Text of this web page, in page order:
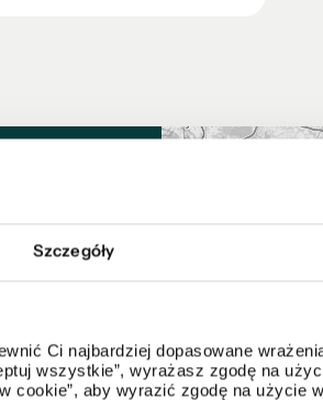
Szczegóły
Ci najbardziej dopasowane
wszystkie”, wyrażasz zgodę na
cookie”, aby wyrazić zgodę na użycie